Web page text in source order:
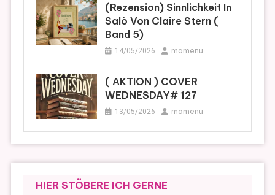
(Rezension) Sinnlichkeit In
Salò Von Claire Stern (
Band 5)
14/05/2026 mamenu
( AKTION ) COVER
WEDNESDAY# 127
13/05/2026 mamenu
HIER STÖBERE ICH GERNE